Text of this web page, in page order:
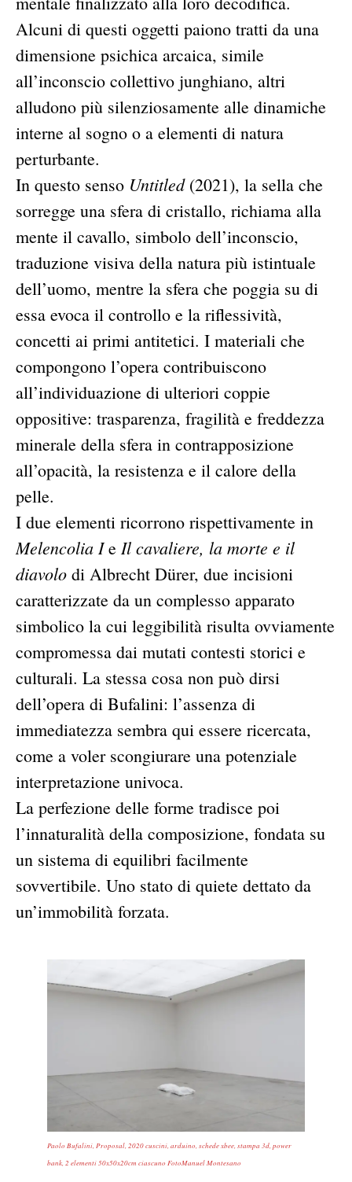
Alcuni di questi oggetti paiono tratti da una
dimensione psichica arcaica, simile
all’inconscio collettivo junghiano, altri
alludono più silenziosamente alle dinamiche
interne al sogno o a elementi di natura
perturbante.
In questo senso Untitled (2021), la sella che
sorregge una sfera di cristallo, richiama alla
mente il cavallo, simbolo dell’inconscio,
traduzione visiva della natura più istintuale
dell’uomo, mentre la sfera che poggia su di
essa evoca il controllo e la riflessività,
concetti ai primi antitetici. I materiali che
compongono l’opera contribuiscono
all’individuazione di ulteriori coppie
oppositive: trasparenza, fragilità e freddezza
minerale della sfera in contrapposizione
all’opacità, la resistenza e il calore della
pelle.
I due elementi ricorrono rispettivamente in
Melencolia Ie Il cavaliere, la morte e il
diavolo di Albrecht Dürer, due incisioni
caratterizzate da un complesso apparato
simbolico la cui leggibilità risulta ovviamente
compromessa dai mutati contesti storici e
culturali. La stessa cosa non può dirsi
dell’opera di Bufalini: l’assenza di
immediatezza sembra qui essere ricercata,
come a voler scongiurare una potenziale
interpretazione univoca.
La perfezione delle forme tradisce poi
l’innaturalità della composizione, fondata su
un sistema di equilibri facilmente
sovvertibile. Uno stato di quiete dettato da
un’immobilità forzata.
Paolo Bufalini, Proposal, 2020 cuscini, arduino, schede xbee, stampa 3d, power
bank, 2 elementi 50x50x20cm ciascuno FotoManuel Montesano